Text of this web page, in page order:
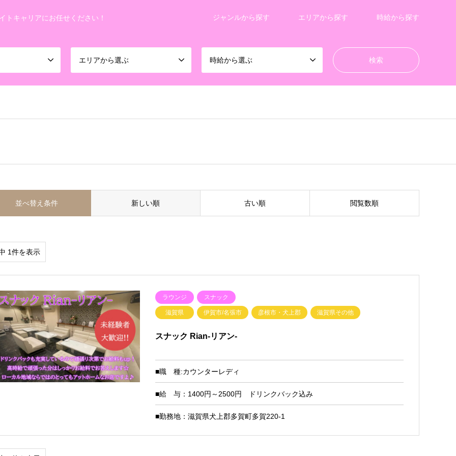
トキャリアにお任せください！ ジャンルから探す エリアから探す 時給から探す
エリアから選ぶ 時給から選ぶ
並べ替え条件 新しい順 古い順 閲覧数順
1件を表示
ラウンジ スナック
滋賀県 伊賀市/名張市 彦根市・犬上郡 滋賀県その他
スナック Rian-リアン-
■職 種:カウンターレディ
■給 与：1400円～2500円 ドリンクバック込み
■勤務地：滋賀県犬上郡多賀町多賀220-1